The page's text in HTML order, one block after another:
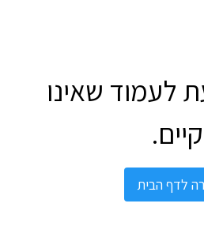
לעמוד שאינו
קיים.
לדף הבית